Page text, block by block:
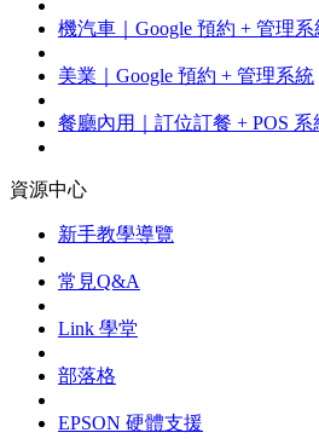
機汽車｜Google 預約 + 管理系
美業｜Google 預約 + 管理系統
餐廳內用｜訂位訂餐 + POS 系
資源中心
新手教學導覽
常見Q&A
Link 學堂
部落格
EPSON 硬體支援